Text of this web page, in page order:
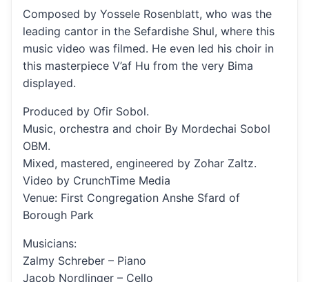
Composed by Yossele Rosenblatt, who was the
leading cantor in the Sefardishe Shul, where this
music video was filmed. He even led his choir in
this masterpiece V’af Hu from the very Bima
displayed.
Produced by Ofir Sobol.
Music, orchestra and choir By Mordechai Sobol
OBM.
Mixed, mastered, engineered by Zohar Zaltz.
Video by CrunchTime Media
Venue: First Congregation Anshe Sfard of
Borough Park
Musicians:
Zalmy Schreber – Piano
Jacob Nordlinger – Cello